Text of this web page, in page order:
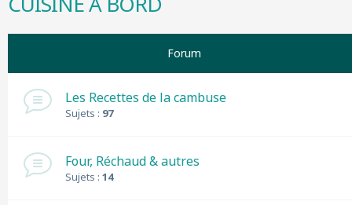
Forum
Les Recettes de la cambuse
Sujets : 97
Four, Réchaud & autres
Sujets : 14